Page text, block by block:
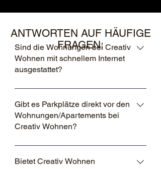
ANTWORTEN AUF HÄUFIGE
FRAGEN:
Sind die Wohnungen bei Creativ
Wohnen mit schnellem Internet
ausgestattet?
Ja, alle unsere möblierten Unterkünfte in
München und Umgebung haben
schnelles WLAN für eine zuverlässige
Internetverbindung, sei es für Arbeit oder
Gibt es Parkplätze direkt vor den
Wohnungen/Apartements bei
Creativ Wohnen?
Ja, bei Creativ Wohnen gibt es
komfortable Parkmöglichkeiten direkt vor
Bietet Creativ Wohnen